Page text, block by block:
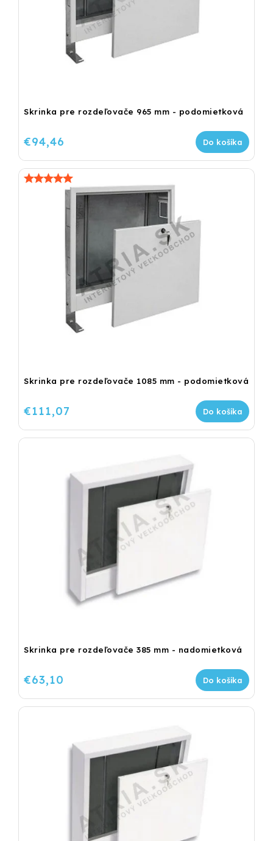
Skrinka pre rozdeľovače 965 mm - podomietková
€94,46 Do košíka
Skrinka pre rozdeľovače 1085 mm - podomietková
€111,07 Do košíka
Skrinka pre rozdeľovače 385 mm - nadomietková
€63,10 Do košíka